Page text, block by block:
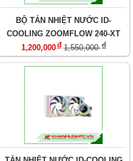
BỘ TẢN NHIỆT NƯỚC ID-
COOLING ZOOMFLOW 240-XT
ELITE ARGB
1,200,000đ 1,550,000đ